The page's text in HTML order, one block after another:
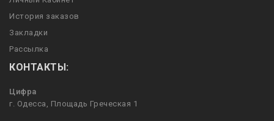
История заказов
Закладки
Рассылка
КОНТАКТЫ:
Цифра
г. Одесса, Площадь Греческая 1